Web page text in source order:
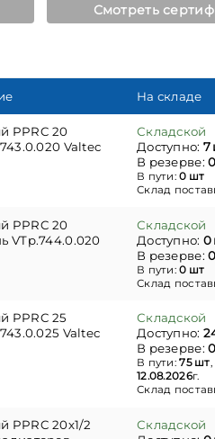
Смотреть
На складе
PPRC 20
Valtec
Складской
Доступно: 7
В резерве:
В пути:0 шт
Склад
PPRC 20
VTp.744.0.020
Складской
Доступно: 0
В резерве:
В пути:0 шт
Склад
PPRC 25
Valtec
Складской
Доступно:
В резерве:
В пути:75 шт
12.08.2026г.
Склад
PPRC 20х1/2
Складской